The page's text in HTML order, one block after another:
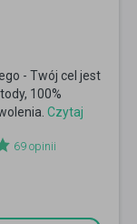
- Twój cel jest
100%
Czytaj
69 opinii